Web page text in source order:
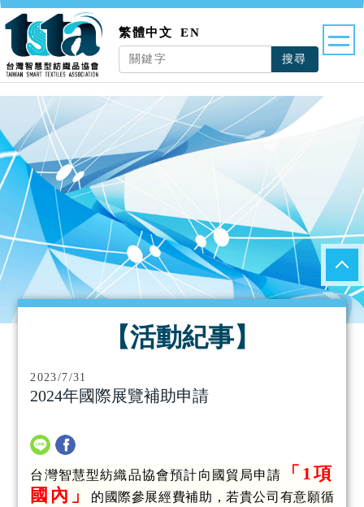
繁體中文 EN
搜尋
【活動紀事】
2023/7/31
2024年國際展覽補助申請
台灣智慧型紡織品協會預計向國貿局申請
「1項
國內」
的國際參展經費補助，若貴公司有意願循